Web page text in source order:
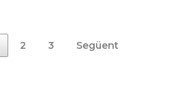
2 3 Següent